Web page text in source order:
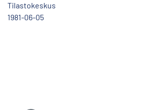
Tilastokeskus
1981-06-05